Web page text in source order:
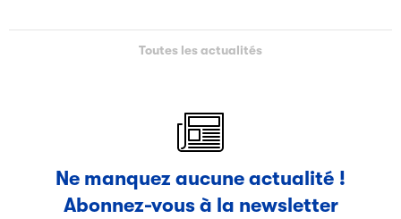
Toutes les actualités
Ne manquez aucune actualité !
Abonnez-vous à la newsletter